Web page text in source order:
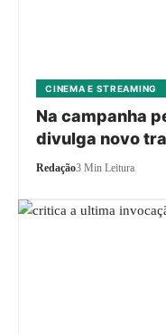
CINEMA E STREAMING
Na campanha
divulga novo
Redação3 Min Leitura